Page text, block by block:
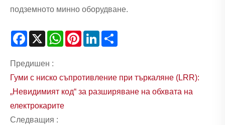
подземното минно оборудване.
Facebook
X WhatsAppPinterestLinkedIn
Предишен :
Гуми с ниско съпротивление при търкаляне (LRR):
„Невидимият код“ за разширяване на обхвата на
електрокарите
Следващия :